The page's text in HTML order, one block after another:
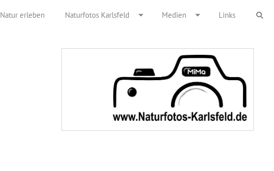
Natur erleben Naturfotos Karlsfeld Medien Links